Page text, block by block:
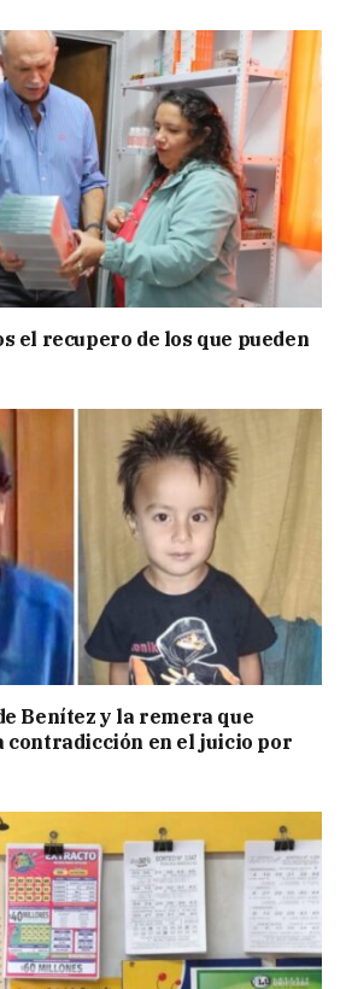
el recupero de los que pueden
Benítez y la remera que
contradicción en el juicio por